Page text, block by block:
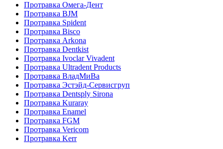
Протравка Омега-Дент
Протравка BJM
Протравка Spident
Протравка Bisco
Протравка Arkona
Протравка Dentkist
Протравка Ivoclar Vivadent
Протравка Ultradent Products
Протравка ВладМиВа
Протравка Эстэйд-Сервисгруп
Протравка Dentsply Sirona
Протравка Kuraray
Протравка Enamel
Протравка FGM
Протравка Vericom
Протравка Kerr